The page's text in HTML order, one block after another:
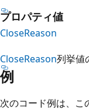
プロパティ値
CloseReason
CloseReason列挙値
例
次のコード例は、こ